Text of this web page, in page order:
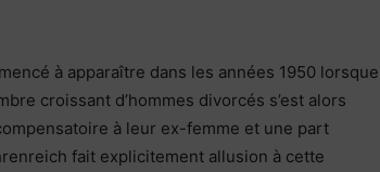
à apparaître dans les années 1950 lorsque
croissant d’hommes divorcés s’est alors
à leur ex-femme et une part
fait explicitement allusion à cette